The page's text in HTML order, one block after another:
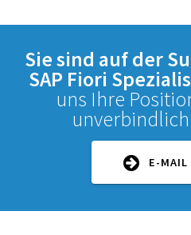
Sie sind auf der
SAP Fiori
uns Ihre
E-MAIL